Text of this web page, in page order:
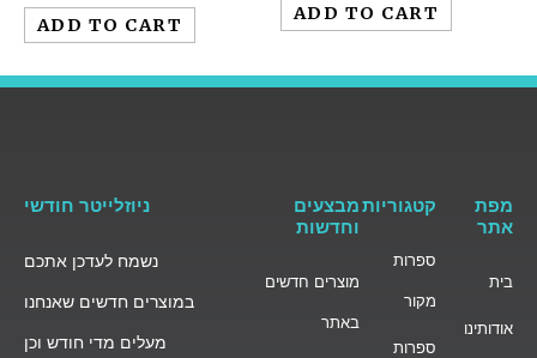
ADD TO CART
ADD TO CART
מפת
אתר
בית
אודותינו
קטגוריות
ספרות
מקור
ספרות
מבצעים
וחדשות
מוצרים חדשים
באתר
ניוזלייטר חודשי
נשמח לעדכן אתכם
במוצרים חדשים שאנחנו
מעלים מדי חודש וכן